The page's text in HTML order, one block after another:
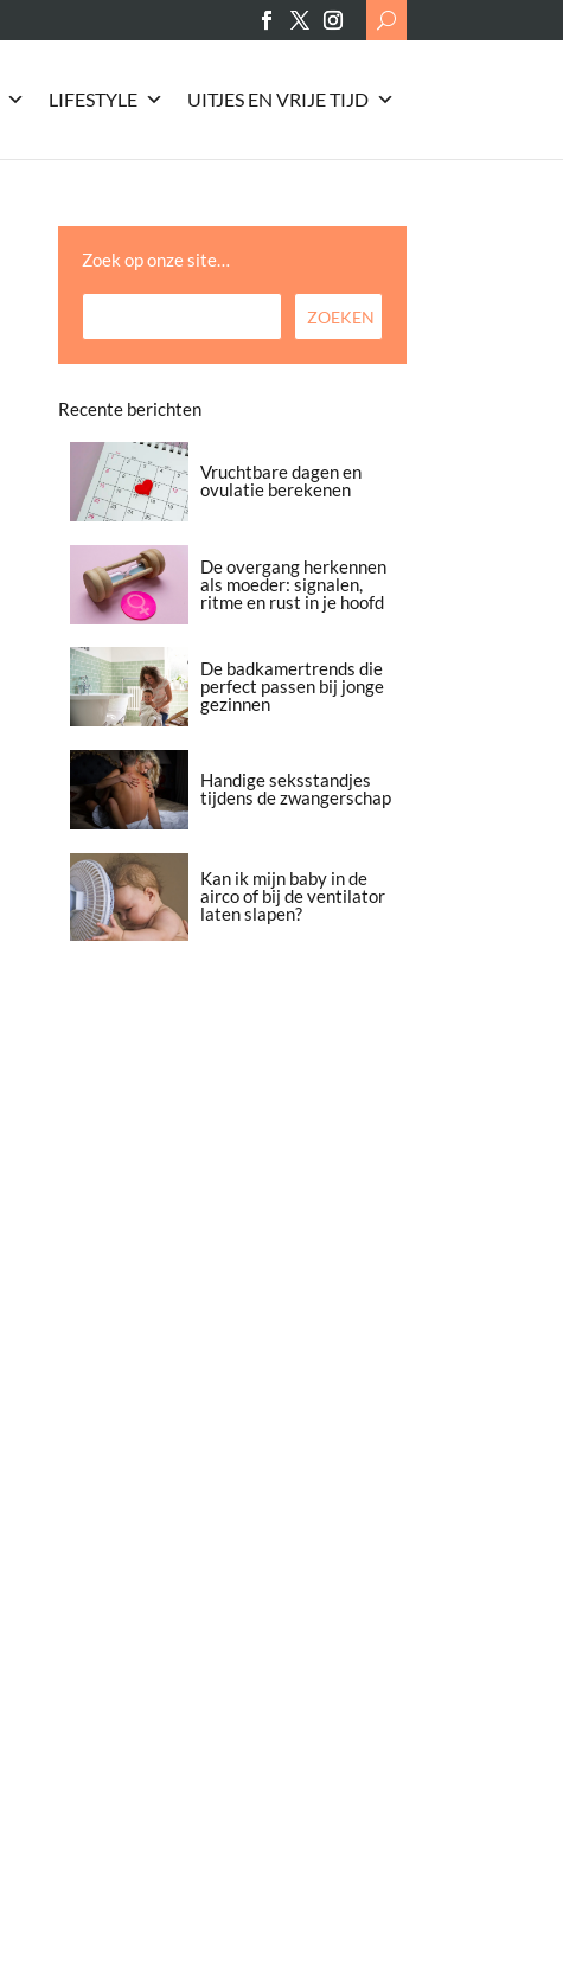
Search
for:
LIFESTYLE UITJES EN VRIJE TIJD
Zoek op onze site…
Recente berichten
Vruchtbare dagen en
ovulatie berekenen
De overgang herkennen
als moeder: signalen,
ritme en rust in je hoofd
De badkamertrends die
perfect passen bij jonge
gezinnen
Handige seksstandjes
tijdens de zwangerschap
Kan ik mijn baby in de
airco of bij de ventilator
laten slapen?